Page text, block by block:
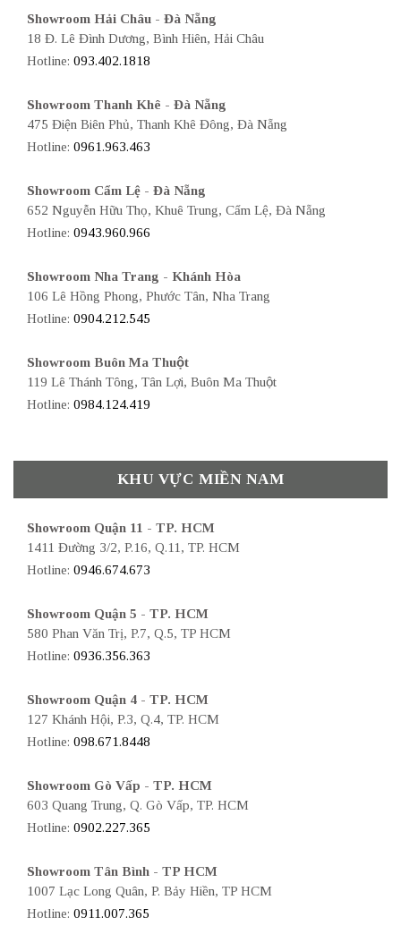
Showroom Hải Châu - Đà Nẵng
18 Đ. Lê Đình Dương, Bình Hiên, Hải Châu
Hotline: 093.402.1818
Showroom Thanh Khê - Đà Nẵng
475 Điện Biên Phủ, Thanh Khê Đông, Đà Nẵng
Hotline: 0961.963.463
Showroom Cẩm Lệ - Đà Nẵng
652 Nguyễn Hữu Thọ, Khuê Trung, Cẩm Lệ, Đà Nẵng
Hotline: 0943.960.966
Showroom Nha Trang - Khánh Hòa
106 Lê Hồng Phong, Phước Tân, Nha Trang
Hotline: 0904.212.545
Showroom Buôn Ma Thuột
119 Lê Thánh Tông, Tân Lợi, Buôn Ma Thuột
Hotline: 0984.124.419
KHU VỰC MIỀN NAM
Showroom Quận 11 - TP. HCM
1411 Đường 3/2, P.16, Q.11, TP. HCM
Hotline: 0946.674.673
Showroom Quận 5 - TP. HCM
580 Phan Văn Trị, P.7, Q.5, TP HCM
Hotline: 0936.356.363
Showroom Quận 4 - TP. HCM
127 Khánh Hội, P.3, Q.4, TP. HCM
Hotline: 098.671.8448
Showroom Gò Vấp - TP. HCM
603 Quang Trung, Q. Gò Vấp, TP. HCM
Hotline: 0902.227.365
Showroom Tân Bình - TP HCM
1007 Lạc Long Quân, P. Bảy Hiền, TP HCM
Hotline: 0911.007.365